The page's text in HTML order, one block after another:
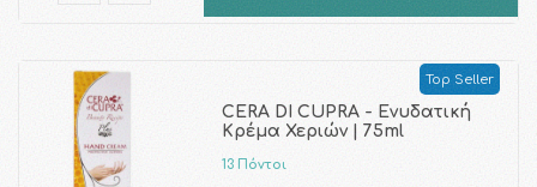
Top Seller
CERA DI CUPRA - Ενυδατική
Κρέμα Χεριών | 75ml
13 Πόντοι